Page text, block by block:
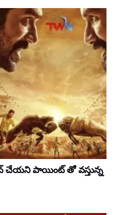
చేయని పాయింట్ తో వస్తున్న